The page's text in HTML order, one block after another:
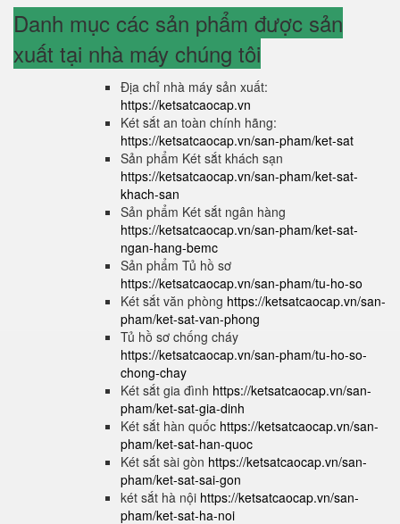
Danh mục các sản phẩm được sản
xuất tại nhà máy chúng tôi
Địa chỉ nhà máy sản xuất:
https://ketsatcaocap.vn
Két sắt an toàn chính hãng:
https://ketsatcaocap.vn/san-pham/ket-sat
Sản phẩm Két sắt khách sạn
https://ketsatcaocap.vn/san-pham/ket-sat-
khach-san
Sản phẩm Két sắt ngân hàng
https://ketsatcaocap.vn/san-pham/ket-sat-
ngan-hang-bemc
Sản phẩm Tủ hồ sơ
https://ketsatcaocap.vn/san-pham/tu-ho-so
Két sắt văn phòng https://ketsatcaocap.vn/san-
pham/ket-sat-van-phong
Tủ hồ sơ chống cháy
https://ketsatcaocap.vn/san-pham/tu-ho-so-
chong-chay
Két sắt gia đình https://ketsatcaocap.vn/san-
pham/ket-sat-gia-dinh
Két sắt hàn quốc https://ketsatcaocap.vn/san-
pham/ket-sat-han-quoc
Két sắt sài gòn https://ketsatcaocap.vn/san-
pham/ket-sat-sai-gon
két sắt hà nội https://ketsatcaocap.vn/san-
pham/ket-sat-ha-noi